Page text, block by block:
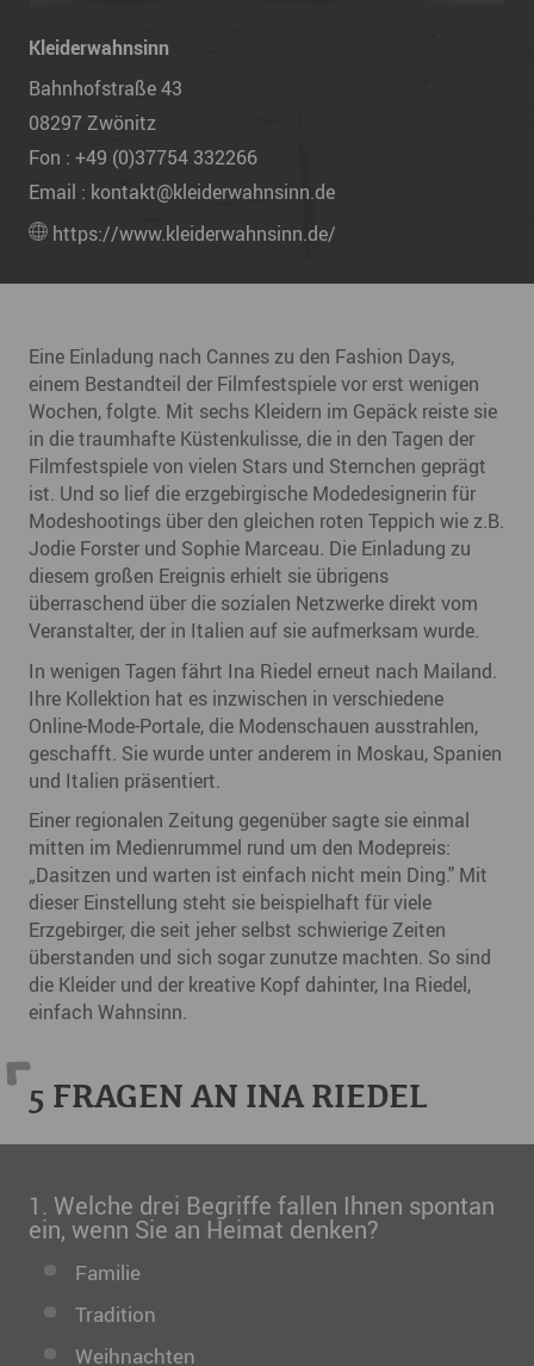
Kleiderwahnsinn
Bahnhofstraße 43
08297Zwönitz
Fon : +49 (0)37754 332266
Email : kontakt@kleiderwahnsinn.de
https://www.kleiderwahnsinn.de/
Eine Einladung nach Cannes zu den Fashion Days,
einem Bestandteil der Filmfestspiele vor erst wenigen
Wochen, folgte. Mit sechs Kleidern im Gepäck reiste sie
in die traumhafte Küstenkulisse, die in den Tagen der
Filmfestspiele von vielen Stars und Sternchen geprägt
ist. Und so lief die erzgebirgische Modedesignerin für
Modeshootings über den gleichen roten Teppich wie z.B.
Jodie Forster und Sophie Marceau. Die Einladung zu
diesem großen Ereignis erhielt sie übrigens
überraschend über die sozialen Netzwerke direkt vom
Veranstalter, der in Italien auf sie aufmerksam wurde.
In wenigen Tagen fährt Ina Riedel erneut nach Mailand.
Ihre Kollektion hat es inzwischen in verschiedene
Online-Mode-Portale, die Modenschauen ausstrahlen,
geschafft. Sie wurde unter anderem in Moskau, Spanien
und Italien präsentiert.
Einer regionalen Zeitung gegenüber sagte sie einmal
mitten im Medienrummel rund um den Modepreis:
„Dasitzen und warten ist einfach nicht mein Ding." Mit
dieser Einstellung steht sie beispielhaft für viele
Erzgebirger, die seit jeher selbst schwierige Zeiten
überstanden und sich sogar zunutze machten. So sind
die Kleider und der kreative Kopf dahinter, Ina Riedel,
einfach Wahnsinn.
5 FRAGEN AN INA RIEDEL
1. Welche drei Begriffe fallen Ihnen spontan
ein, wenn Sie an Heimat denken?
Familie
Tradition
Weihnachten